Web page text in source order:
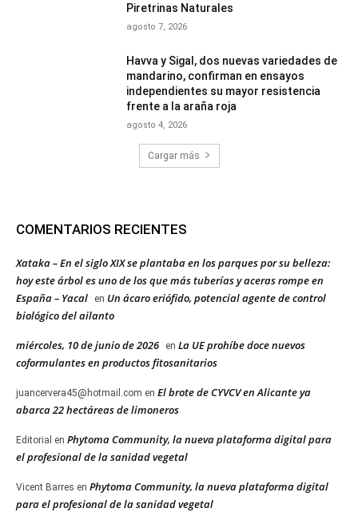
Piretrinas Naturales
agosto 7, 2026
Havva y Sigal, dos nuevas variedades de
mandarino, confirman en ensayos
independientes su mayor resistencia
frente a la araña roja
agosto 4, 2026
Cargar más
COMENTARIOS RECIENTES
Xataka – En el siglo XIX se plantaba en los parques por su belleza:
hoy este árbol es uno de los que más tuberías y aceras rompe en
España – Yacal
en Un ácaro eriófido, potencial agente de control
biológico del ailanto
miércoles, 10 de junio de 2026 en La UE prohíbe doce nuevos
coformulantes en productos fitosanitarios
juancervera45@hotmail.com en El brote de CYVCV en Alicante ya
abarca 22 hectáreas de limoneros
Editorial en Phytoma Community, la nueva plataforma digital para
el profesional de la sanidad vegetal
Vicent Barres en Phytoma Community, la nueva plataforma digital
para el profesional de la sanidad vegetal